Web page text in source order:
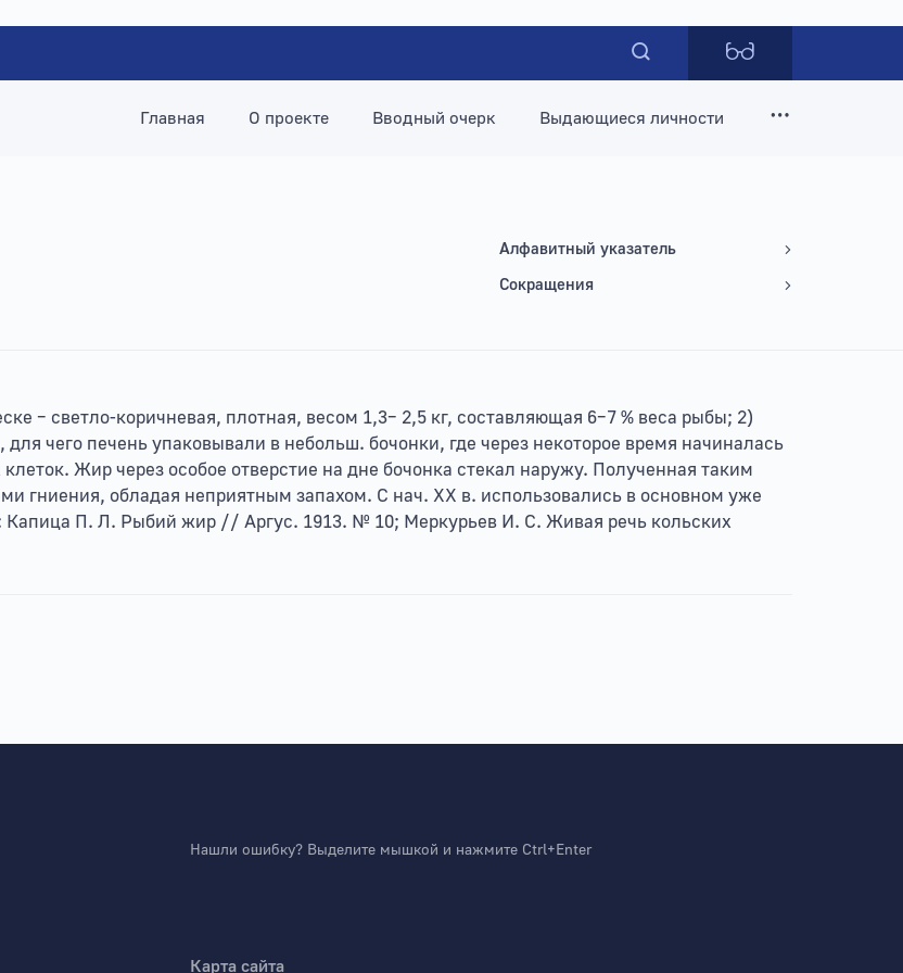
Главная О проекте Вводный очерк Выдающиеся личности
Алфавитный указатель
Сокращения
– светло-коричневая, плотная, весом 1,3– 2,5 кг, составляющая 6–7 % веса рыбы; 2)
чего печень упаковывали в небольш. бочонки, где через некоторое время начиналась
Жир через особое отверстие на дне бочонка стекал наружу. Полученная таким
гниения, обладая неприятным запахом. С нач. XX в. использовались в основном уже
Капица П. Л. Рыбий жир // Аргус. 1913. № 10; Меркурьев И. С. Живая речь кольских
Нашли ошибку? Выделите мышкой и нажмите Ctrl+Enter
Карта сайта